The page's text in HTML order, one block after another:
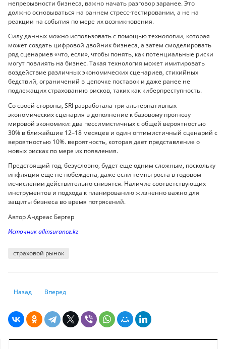
непрерывности бизнеса, важно начать разговор заранее. Это
должно основываться на раннем стресс-тестировании, а не на
реакции на события по мере их возникновения.
Силу данных можно использовать с помощью технологии, которая
может создать цифровой двойник бизнеса, а затем смоделировать
ряд сценариев «что, если», чтобы понять, как потенциальные риски
могут повлиять на бизнес. Такая технология может имитировать
воздействие различных экономических сценариев, стихийных
бедствий, ограничений в цепочке поставок и даже ранее не
подлежащих страхованию рисков, таких как киберпреступность.
Со своей стороны, SRI разработала три альтернативных
экономических сценария в дополнение к базовому прогнозу
мировой экономики: два пессимистичных с общей вероятностью
30% в ближайшие 12–18 месяцев и один оптимистичный сценарий с
вероятностью 10%. вероятность, которая дает представление о
новых рисках по мере их появления.
Предстоящий год, безусловно, будет еще одним сложным, поскольку
инфляция еще не побеждена, даже если темпы роста в годовом
исчислении действительно снизятся. Наличие соответствующих
инструментов и подхода к планированию жизненно важно для
защиты бизнеса во время потрясений.
Автор Андреас Бергер
Источник аllinsurance.kz
страховой рынок
Предыдущий: Правительства стран с формирующимся рынком
Назад Следующий: На что вырастут цены в 2023 году
Вперед